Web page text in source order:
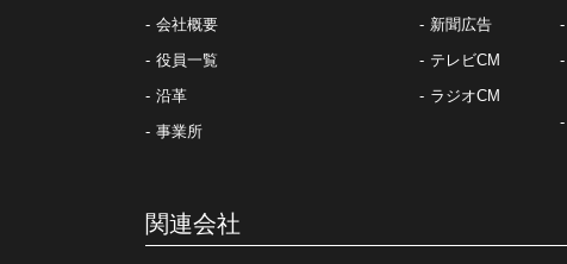
会社概要
役員一覧
沿革
事業所
新聞広告
テレビCM
ラジオCM
関連会社